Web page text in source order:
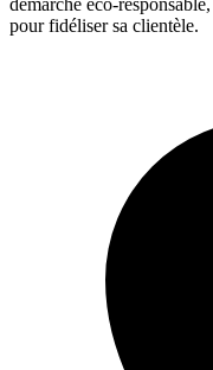
pour fidéliser sa clientèle.